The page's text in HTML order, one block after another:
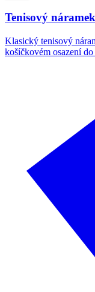
Tenisový
Klasický tenisový
košíčkovém osazení